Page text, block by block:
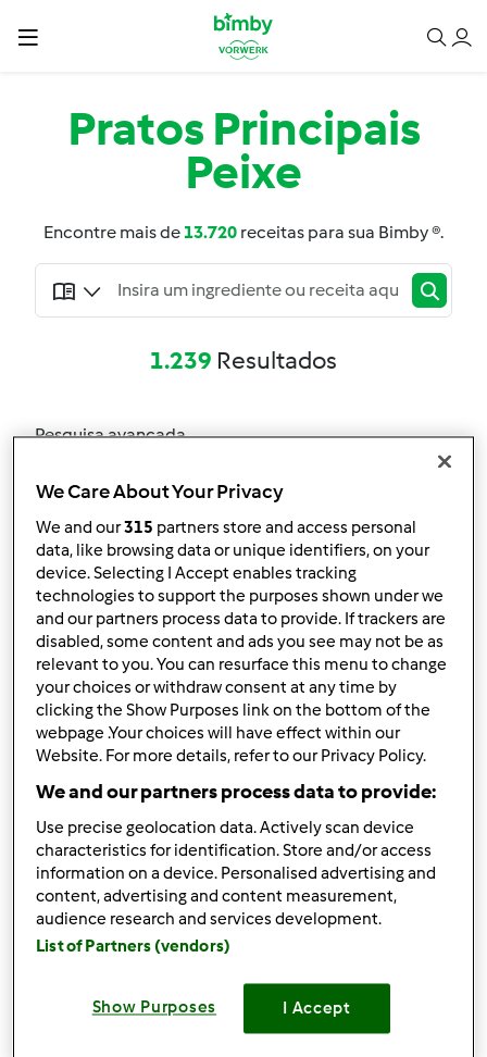
Pratos Principais
Peixe
Encontre mais de13.720 receitas para sua Bimby ®.
1.239 Resultados
Pesquisa avançada
Resultados por página:
12
Ordenar por:
Predefinido
Os seus filtros:
Pratos principais Peixe
Limpar
Supremas de bacalhau
com favas e tomate
porGast
0 -- 35min
We Care About Your Privacy
We and our315 partners store and access personal
data, like browsing data or unique identifiers, on your
device. Selecting I Accept enables tracking
technologies to support the purposes shown under we
and our partners process data to provide. If trackers are
disabled, some content and ads you see may not be as
relevant to you. You can resurface this menu to change
your choices or withdraw consent at any time by
clicking the Show Purposes link on the bottom of the
webpage .Your choices will have effect within our
Website. For more details, refer to our Privacy Policy.
We and our partners process data to provide:
Use precise geolocation data. Actively scan device
characteristics for identification. Store and/or access
information on a device. Personalised advertising and
content, advertising and content measurement,
audience research and services development.
List of Partners (vendors)
Show Purposes I Accept